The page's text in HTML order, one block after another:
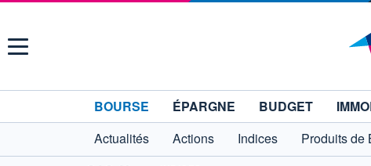
Menu
BOURSE ÉPARGNE BUDGET
Actualités
Actions Indices Produits de